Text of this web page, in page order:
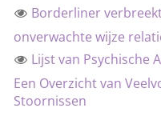
Borderliner
onverwachte wijze
Lijst van Psychische
Een Overzicht van
Stoornissen